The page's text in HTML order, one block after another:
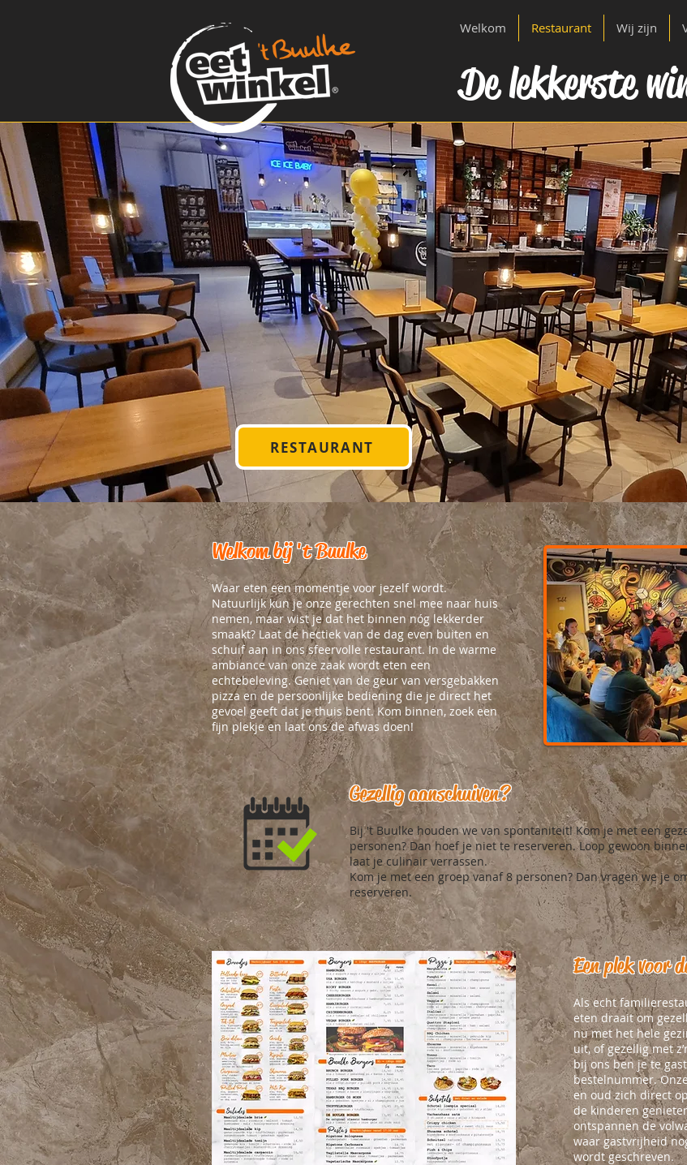
Welkom Restaurant Wij zijn
De lekkerste
RESTAURANT
Welkom bij 't Buulke
Waar eten een momentje voor jezelf wordt.
Natuurlijk kun je onze gerechten snel mee naar huis
nemen, maar wist je dat het binnen nóg lekkerder
smaakt? Laat de hectiek van de dag even buiten en
schuif aan in ons sfeervolle restaurant. In de warme
ambiance van onze zaak wordt eten een
echtebeleving. Geniet van de geur van versgebakken
pizza en de persoonlijke bediening die je direct het
gevoel geeft dat je thuis bent. Kom binnen, zoek een
fijn plekje en laat ons de afwas doen!
Gezellig aanschuiven?
Bij 't Buulke houden we van spontaniteit! Kom je met een
personen? Dan hoef je niet te reserveren. Loop gewoon
laat je culinair verrassen.
Kom je met een groep vanaf 8 personen? Dan vragen we je
reserveren.
Een plek voor
Als echt
eten draait om
nu met het hele
uit, of gezellig met
bij ons ben je te
bestelnummer.
en oud zich direct
de kinderen
ontspannen de
waar gastvrijheid
wordt geschreven.